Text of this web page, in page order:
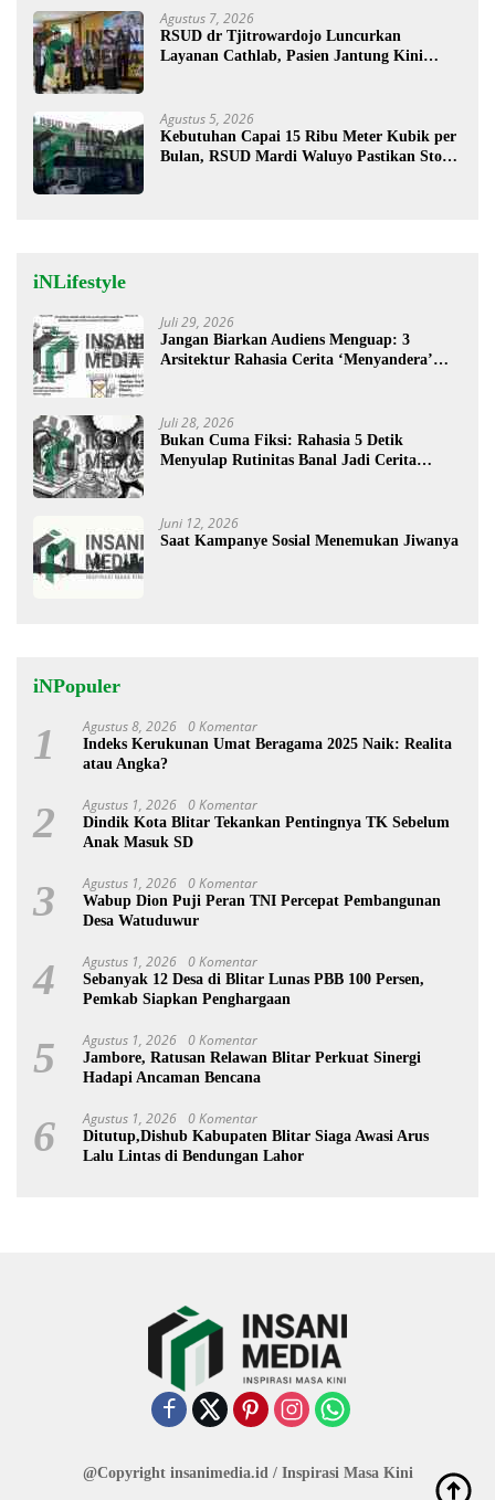
Agustus 7, 2026
RSUD dr Tjitrowardojo Luncurkan
Layanan Cathlab, Pasien Jantung Kini
Agustus 5, 2026
Kebutuhan Capai 15 Ribu Meter Kubik per
Bulan, RSUD Mardi Waluyo Pastikan Stok
iNLifestyle
Juli 29, 2026
Jangan Biarkan Audiens Menguap: 3
Arsitektur Rahasia Cerita ‘Menyandera’
Juli 28, 2026
Bukan Cuma Fiksi: Rahasia 5 Detik
Menyulap Rutinitas Banal Jadi Cerita
Juni 12, 2026
Saat Kampanye Sosial Menemukan Jiwanya
iNPopuler
1 Agustus 8, 2026 0 Komentar
Indeks Kerukunan Umat Beragama 2025 Naik: Realita
atau Angka?
2 Agustus 1, 2026 0 Komentar
Dindik Kota Blitar Tekankan Pentingnya TK Sebelum
Anak Masuk SD
3 Agustus 1, 2026 0 Komentar
Wabup Dion Puji Peran TNI Percepat Pembangunan
Desa Watuduwur
4 Agustus 1, 2026 0 Komentar
Sebanyak 12 Desa di Blitar Lunas PBB 100 Persen,
Pemkab Siapkan Penghargaan
5 Agustus 1, 2026 0 Komentar
Jambore, Ratusan Relawan Blitar Perkuat Sinergi
Hadapi Ancaman Bencana
6 Agustus 1, 2026 0 Komentar
Ditutup,Dishub Kabupaten Blitar Siaga Awasi Arus
Lalu Lintas di Bendungan Lahor
@Copyright insanimedia.id / Inspirasi Masa Kini